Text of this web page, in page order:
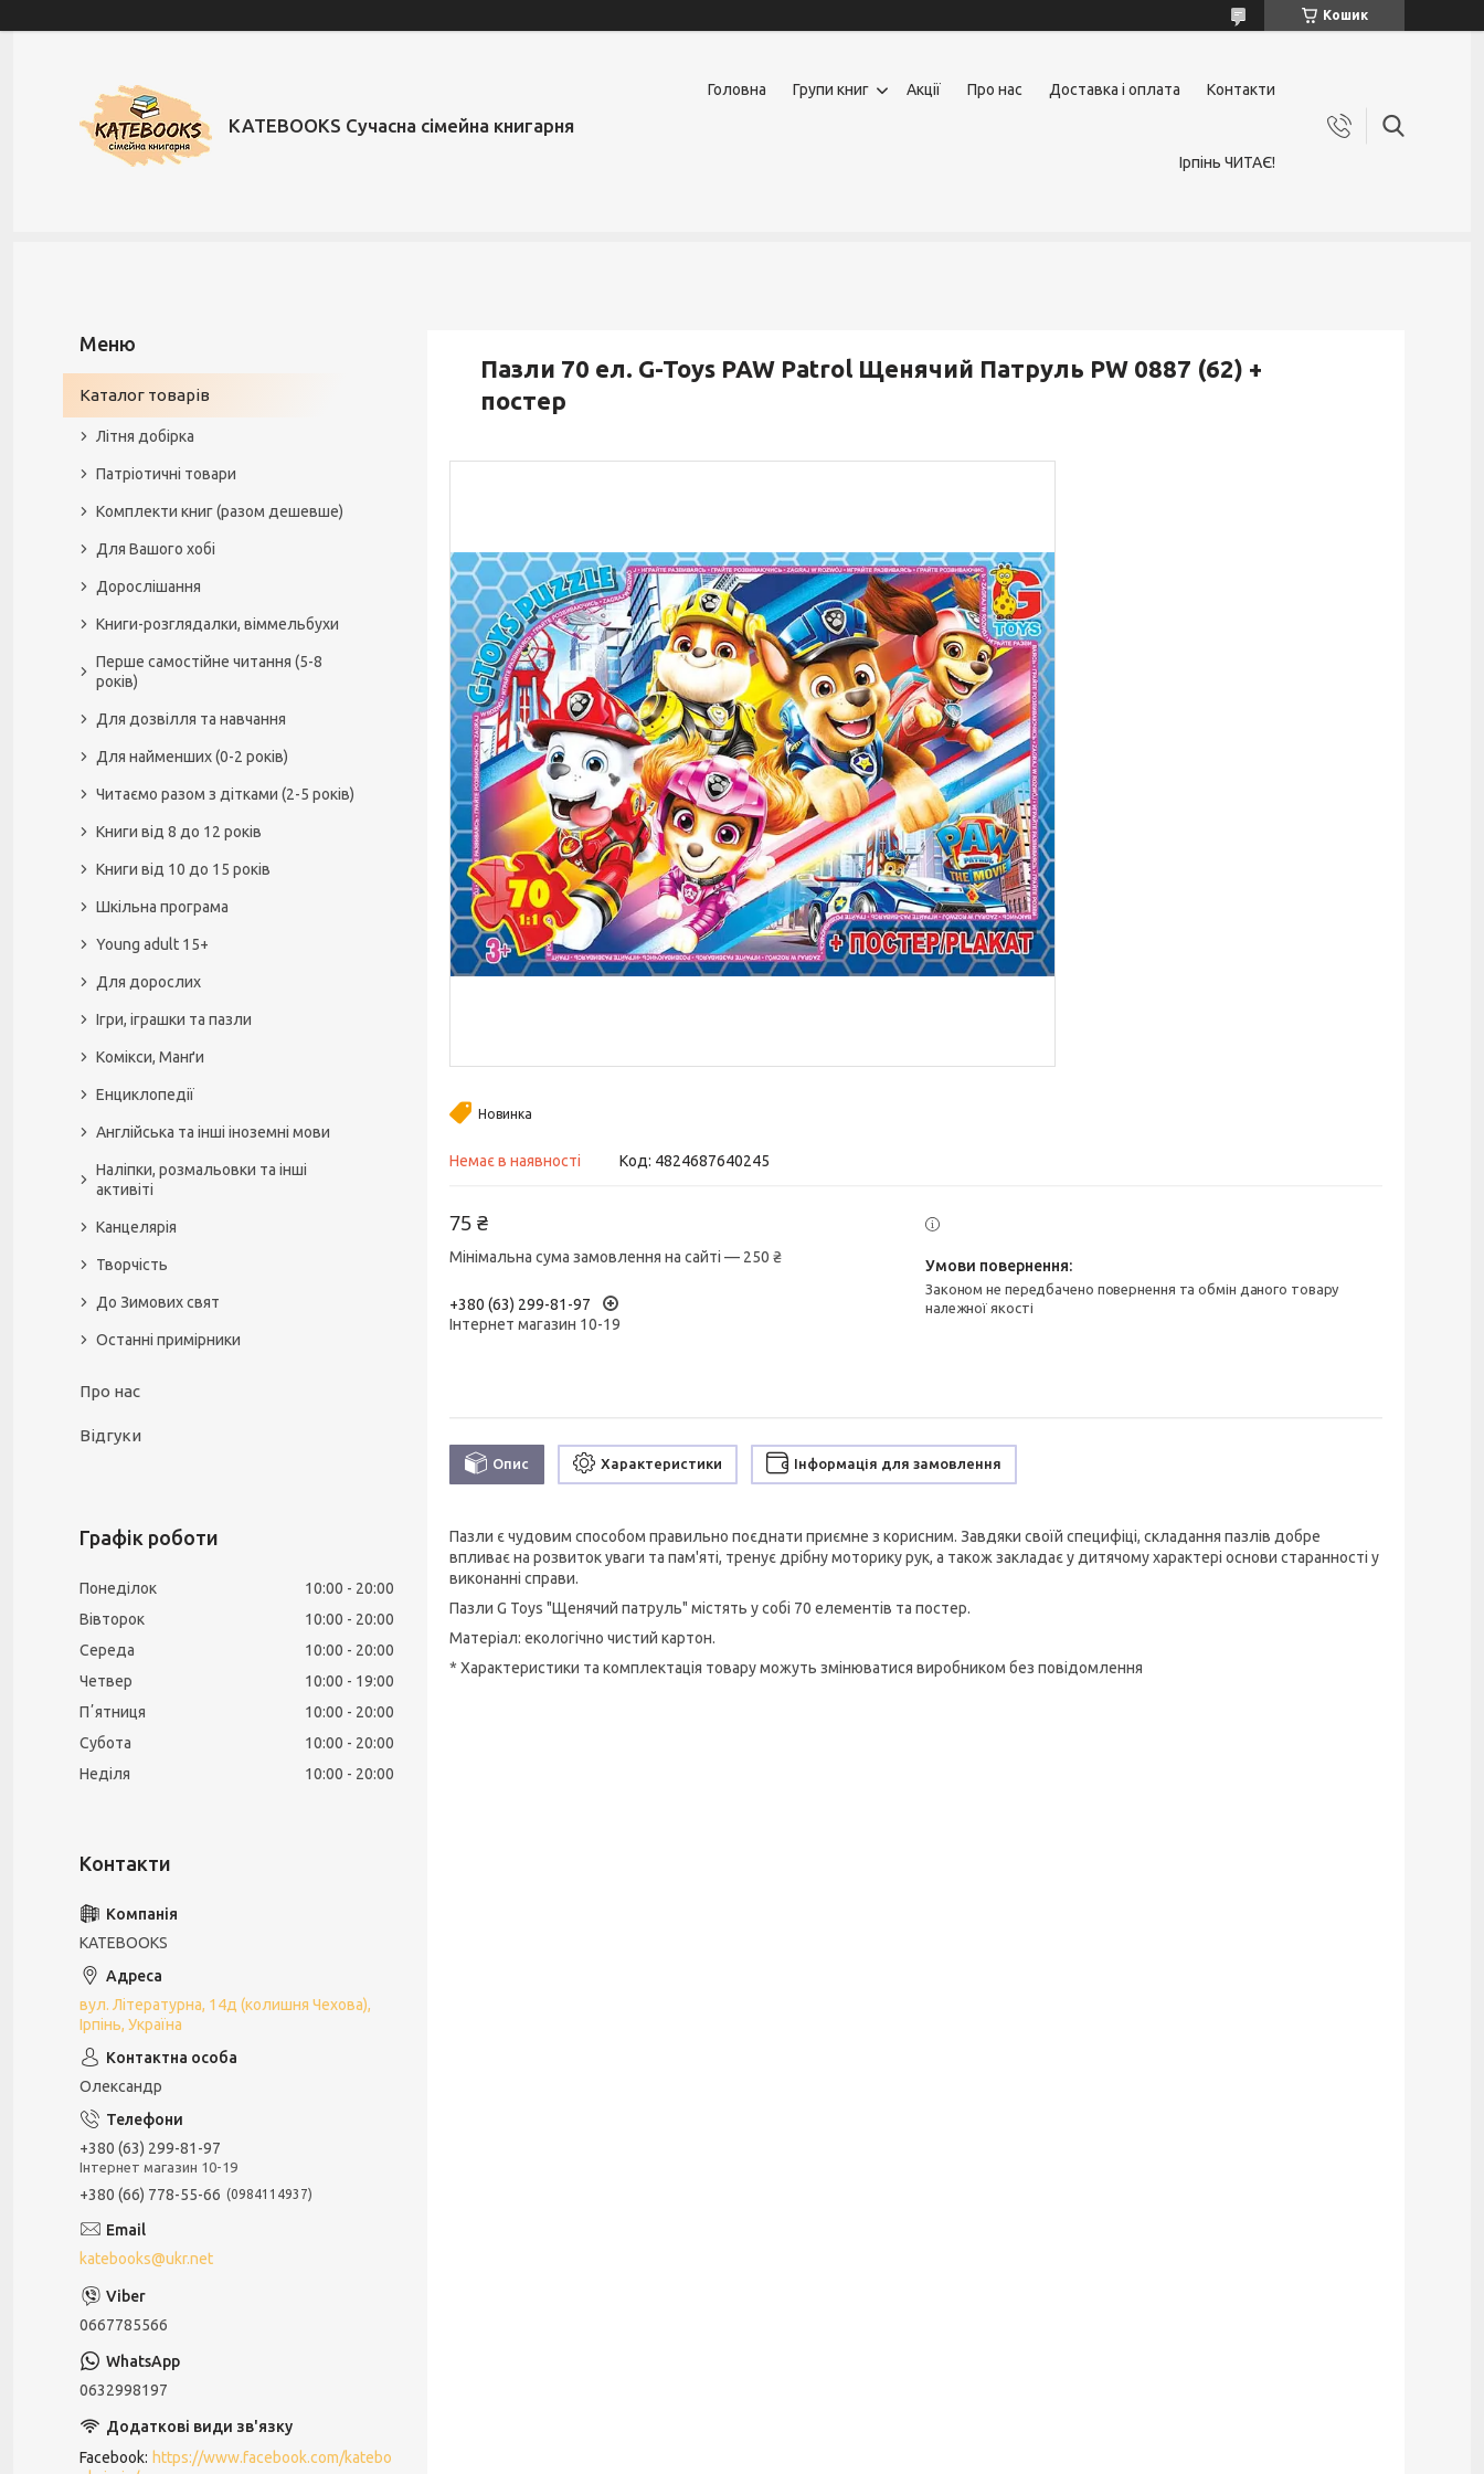
Кошик
KATEBOOKS Сучасна сімейна книгарня
Головна Групи книг Акції Про нас Доставка і оплата Контакти
Ірпінь ЧИТАЄ!
Пазли 70 ел. G-Toys PAW Patrol Щенячий Патруль PW 0887 (62) +
постер
Новинка
Немає в наявності Код: 4824687640245
75 ₴
Мінімальна сума замовлення на сайті — 250 ₴
+380 (63) 299-81-97
Інтернет магазин 10-19
Законом не передбачено повернення та обмін даного товару
належної якості
Опис Характеристики Інформація для замовлення
Пазли є чудовим способом правильно поєднати приємне з корисним. Завдяки своїй специфіці, складання пазлів добре
впливає на розвиток уваги та пам'яті, тренує дрібну моторику рук, а також закладає у дитячому характері основи старанності у
виконанні справи.
Пазли G Toys "Щенячий патруль" містять у собі 70 елементів та постер.
Матеріал: екологічно чистий картон.
* Характеристики та комплектація товару можуть змінюватися виробником без повідомлення
Каталог товарів
Літня добірка
Патріотичні товари
Комплекти книг (разом дешевше)
Для Вашого хобі
Дорослішання
Книги-розглядалки, віммельбухи
Перше самостійне читання (5-8
років)
Для дозвілля та навчання
Для найменших (0-2 років)
Читаємо разом з дітками (2-5 років)
Книги від 8 до 12 років
Книги від 10 до 15 років
Шкільна програма
Young adult 15+
Для дорослих
Ігри, іграшки та пазли
Комікси, Манґи
Енциклопедії
Англійська та інші іноземні мови
Наліпки, розмальовки та інші
активіті
Канцелярія
Творчість
До Зимових свят
Останні примірники
Про нас
Відгуки
Графік роботи
Понеділок 10:00
20:00
Вівторок
10:00
20:00
Середа
10:00
20:00
Четвер
10:00
19:00
Пʼятниця
10:00
20:00
Субота
10:00
20:00
Неділя
10:00 20:00
KATEBOOKS
вул. Літературна, 14д (колишня Чехова),
Ірпінь, Україна
Олександр
+380 (63) 299-81-97
Інтернет магазин 10-19
+380 (66) 778-55-66 0984114937
katebooks@ukr.net
0667785566
0632998197
Facebook https://www.facebook.com/katebo